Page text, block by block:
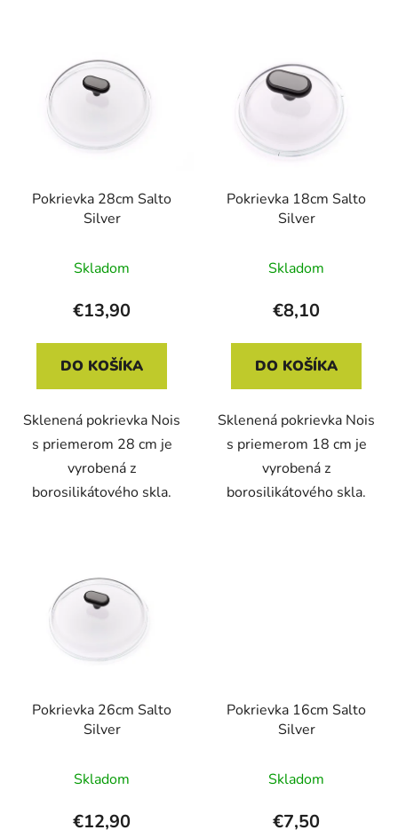
Pokrievka 28cm Salto
Silver
Skladom
€13,90
DO KOŠÍKA
Sklenená pokrievka Nois
s priemerom 28 cm je
vyrobená z
borosilikátového skla.
Pokrievka 18cm Salto
Silver
Skladom
€8,10
DO KOŠÍKA
Sklenená pokrievka Nois
s priemerom 18 cm je
vyrobená z
borosilikátového skla.
Pokrievka 26cm Salto
Silver
Skladom
€12,90
Pokrievka 16cm Salto
Silver
Skladom
€7,50